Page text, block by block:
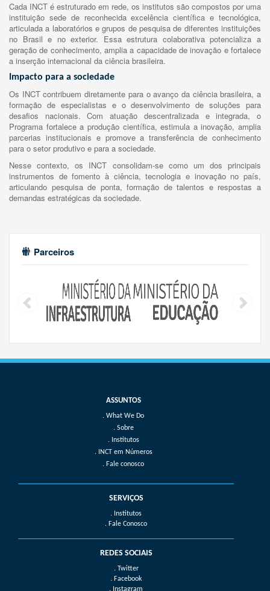
Cada INCT é estruturado em rede, os institutos são compostos por uma
instituição sede de reconhecida excelência científica e tecnológica,
articulada a laboratórios e grupos de pesquisa de diferentes instituições
no Brasil e no exterior. Essa estrutura colaborativa potencializa a
geração de conhecimento, amplia a capacidade de inovação e fortalece
a inserção internacional da ciência brasileira.
Impacto para a sociedade
Os INCT contribuem diretamente para o avanço da ciência brasileira, a
formação de especialistas e o desenvolvimento de soluções para
desafios nacionais. Com atuação descentralizada e integrada, o
Programa fortalece a produção científica, estimula a inovação, amplia
parcerias institucionais e promove a transferência de conhecimento
para o setor produtivo e para a sociedade.
Nesse contexto, os INCT consolidam-se como um dos principais
instrumentos de fomento à ciência, tecnologia e inovação no país,
articulando pesquisa de ponta, formação de talentos e respostas a
demandas estratégicas da sociedade.
Parceiros
What We Do
Sobre
Institutos
INCT em Números
Fale conosco
SERVIÇOS
. Institutos
. Fale Conosco
REDES SOCIAIS
. Twitter
. Facebook
. Instagram